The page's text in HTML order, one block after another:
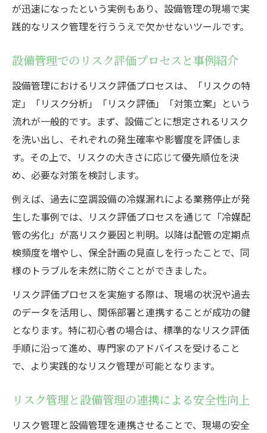
が迅速になったという実例もあり、設備管理の現場で実
践的なリスク管理を行ううえで欠かせないツールです。
設備管理でのリスク評価プロセスと事例紹介
設備管理におけるリスク評価プロセスは、「リスクの特
定」「リスク分析」「リスク評価」「対策立案」という
流れが一般的です。まず、設備ごとに想定されるリスク
を洗い出し、それぞれの発生確率や影響度を評価しま
す。その上で、リスクの大きさに応じて優先順位を決
め、必要な対策を検討します。
例えば、過去に空調設備の冷媒漏れによる業務停止が発
生した事例では、リスク評価プロセスを通じて「冷媒配
管の劣化」が高リスク要因と判明。以降は配管の定期点
検頻度を増やし、保全計画の見直しを行ったことで、同
様のトラブルを未然に防ぐことができました。
リスク評価プロセスを実施する際は、現場の状況や過去
のデータを活用し、関係部署と連携することが成功の鍵
となります。特に初心者の場合は、標準的なリスク評価
手順に沿って進め、専門家のアドバイスを受けること
で、より実践的なリスク管理が可能となります。
リスク管理と設備管理の連携による安全性向上
リスク管理と設備管理を連携させることで、現場の安全